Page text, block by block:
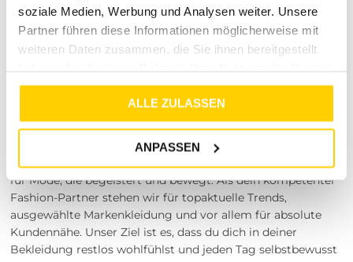
soziale Medien, Werbung und Analysen weiter. Unsere
Partner führen diese Informationen möglicherweise mit
weiteren Daten zusammen, die Sie ihnen bereitgestellt
gesammelt haben.
ALLE ZULASSEN
ANPASSEN
Du möchtest vor dem Kauf deine Lieblingsartikel
anprobieren? Besuche einen unserer Tara-M Stores in
Dinslaken, Borken, Rheine, Herne, Bocholt, Coesfeld,
Modeexperten vor Ort beraten dich gerne!
Entdecke die Welt von Tara-M:
Deine Mode, dein Style
Bei Tara-M leben wir Tag für Tag eine große Leidenschaft
für Mode, die begeistert und bewegt. Als dein kompetenter
Fashion-Partner stehen wir für topaktuelle Trends,
ausgewählte Markenkleidung und vor allem für absolute
Kundennähe. Unser Ziel ist es, dass du dich in deiner
Bekleidung restlos wohlfühlst und jeden Tag selbstbewusst